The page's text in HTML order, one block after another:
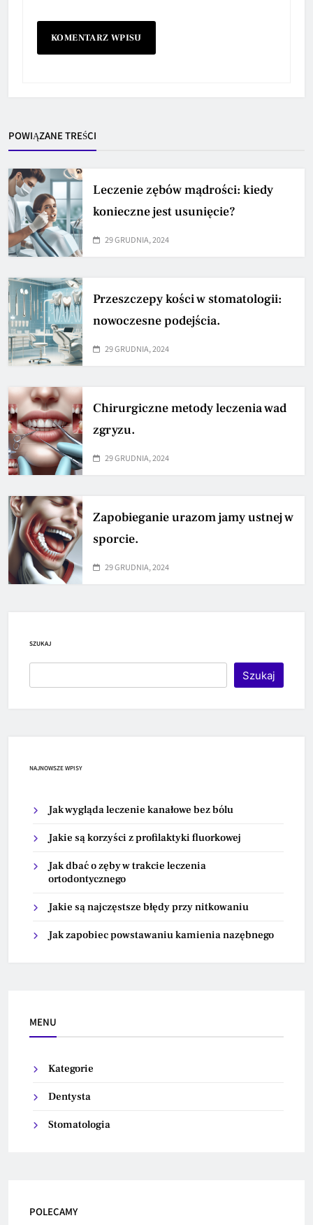
POWIĄZANE TREŚCI
Leczenie zębów mądrości: kiedy
konieczne jest usunięcie?
29 GRUDNIA, 2024
Przeszczepy kości w stomatologii:
nowoczesne podejścia.
29 GRUDNIA, 2024
Chirurgiczne metody leczenia wad
zgryzu.
29 GRUDNIA, 2024
Zapobieganie urazom jamy ustnej w
sporcie.
29 GRUDNIA, 2024
SZUKAJ
Szukaj
NAJNOWSZE WPISY
Jak wygląda leczenie kanałowe bez bólu
Jakie są korzyści z profilaktyki fluorkowej
Jak dbać o zęby w trakcie leczenia
ortodontycznego
Jakie są najczęstsze błędy przy nitkowaniu
Jak zapobiec powstawaniu kamienia nazębnego
MENU
Kategorie
Dentysta
Stomatologia
POLECAMY